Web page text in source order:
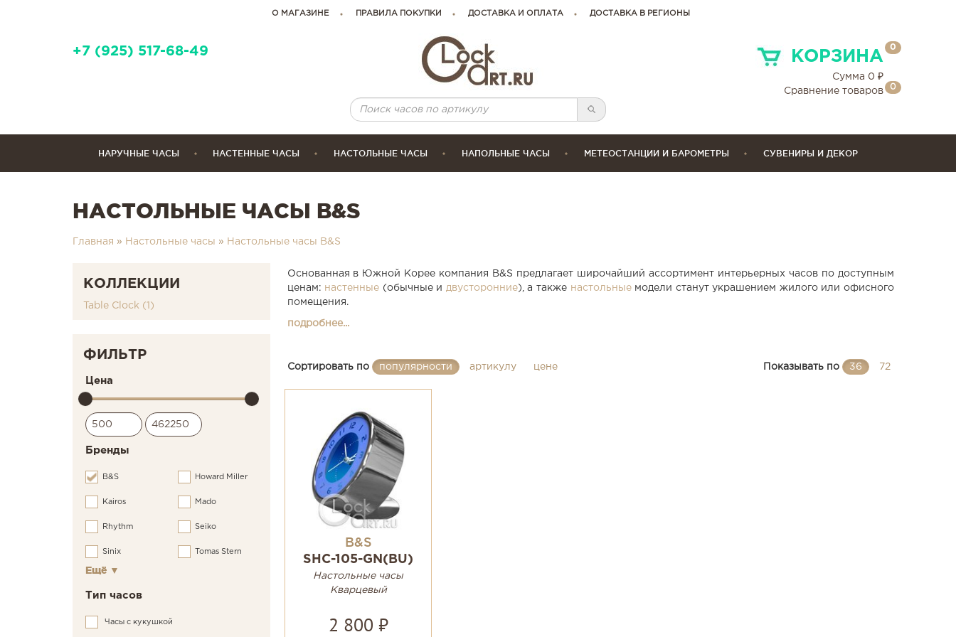
О МАГАЗИНЕ ПРАВИЛА ПОКУПКИ ДОСТАВКА И ОПЛАТА ДОСТАВКА В РЕГИОНЫ
+7 (925) 517-68-49 КОРЗИНА
0
Сумма 0 ₽
Сравнение товаров
0
НАРУЧНЫЕ ЧАСЫ НАСТЕННЫЕ ЧАСЫ НАСТОЛЬНЫЕ ЧАСЫ НАПОЛЬНЫЕ ЧАСЫ МЕТЕОСТАНЦИИ И БАРОМЕТРЫ СУВЕНИРЫ И ДЕКОР
НАСТОЛЬНЫЕ ЧАСЫ B&S
Главная » Настольные часы » Настольные часы B&S
КОЛЛЕКЦИИ
Table Clock (1)
ФИЛЬТР
Цена
Бренды
B&S Howard Miller
Kairos Mado
Rhythm Seiko
Sinix Tomas Stern
Ещё ▼
Тип часов
Часы с кукушкой
Основанная в Южной Корее компания B&S предлагает широчайший ассортимент интерьерных часов по доступным
ценам: настенные (обычные и двусторонние), а также настольныемодели станут украшением жилого или офисного
помещения.
подробнее...
Сортировать по популярности артикулу цене Показывать по 36 72
B&S
SHC-105-GN(BU)
Настольные часы
Кварцевый
2 800 ₽